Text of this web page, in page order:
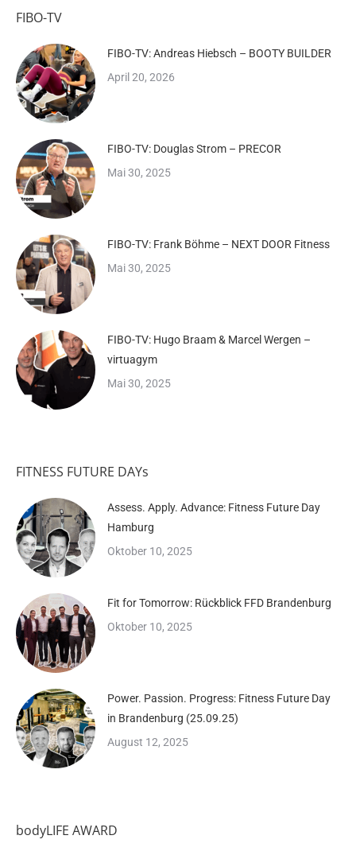
FIBO-TV
FIBO-TV: Andreas Hiebsch – BOOTY BUILDER
April 20, 2026
FIBO-TV: Douglas Strom – PRECOR
Mai 30, 2025
FIBO-TV: Frank Böhme – NEXT DOOR Fitness
Mai 30, 2025
FIBO-TV: Hugo Braam & Marcel Wergen –
virtuagym
Mai 30, 2025
FITNESS FUTURE DAYs
Assess. Apply. Advance: Fitness Future Day
Hamburg
Oktober 10, 2025
Fit for Tomorrow: Rückblick FFD Brandenburg
Oktober 10, 2025
Power. Passion. Progress: Fitness Future Day
in Brandenburg (25.09.25)
August 12, 2025
bodyLIFE AWARD